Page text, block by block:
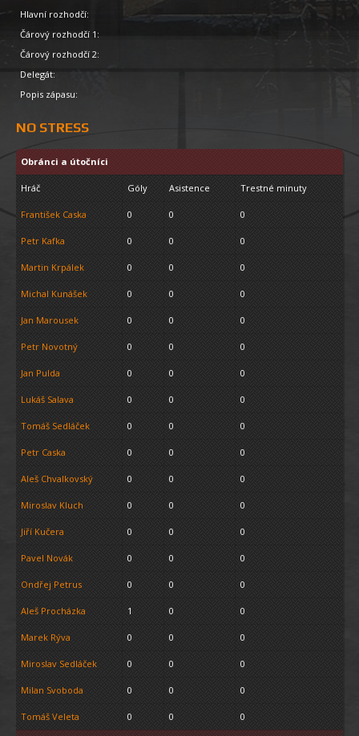
Hlavní rozhodčí:
Čárový rozhodčí 1:
Čárový rozhodčí 2:
Delegát:
Popis zápasu:
NO STRESS
Obránci a útočníci
Hráč Góly Asistence Trestné minuty
František Caska 0 0 0
Petr Kafka 0 0 0
Martin Krpálek 0 0 0
Michal Kunášek 0 0 0
Jan Marousek 0 0 0
Petr Novotný 0 0 0
Jan Pulda 0 0 0
Lukáš Salava 0 0 0
Tomáš Sedláček 0 0 0
Petr Caska 0 0 0
Aleš Chvalkovský 0 0 0
Miroslav Kluch 0 0 0
Jiří Kučera 0 0 0
Pavel Novák 0 0 0
Ondřej Petrus 0 0 0
Aleš Procházka 1 0 0
Marek Rýva 0 0 0
Miroslav Sedláček 0 0 0
Milan Svoboda 0 0 0
Tomáš Veleta 0 0 0